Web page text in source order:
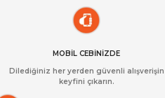
MOBİL CEBİNİZDE
Dilediğiniz her yerden güvenli alışverişin
keyfini çıkarın.